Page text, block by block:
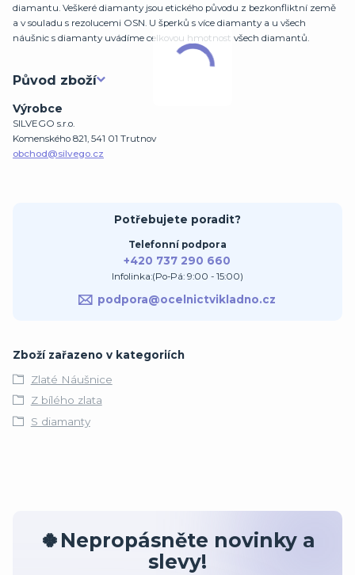
diamantu. Veškeré diamanty jsou etického původu z bezkonfliktní země
a v souladu s rezolucemi OSN. U šperků s více diamanty a u všech
náušnic s diamanty uvádíme celkovou hmotnost všech diamantů.
Původ zboží
Výrobce
SILVEGO s.r.o.
Komenského 821, 541 01 Trutnov
obchod@silvego.cz
Potřebujete poradit?
Telefonní podpora
+420 737 290 660
Infolinka:(Po-Pá: 9:00 - 15:00)
podpora@ocelnictvikladno.cz
Zboží zařazeno v kategoriích
Zlaté Náušnice
Z bílého zlata
S diamanty
🍀Nepropásněte novinky a
slevy!